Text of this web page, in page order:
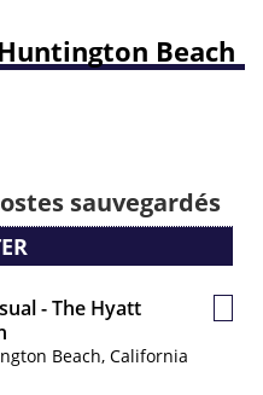
Beach
sauvegardés
- The Hyatt
Beach, California